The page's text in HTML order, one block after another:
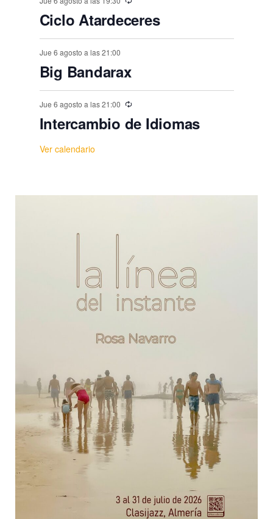
Ciclo Atardeceres
Jue 6 agosto a las 21:00
Big Bandarax
Jue 6 agosto a las 21:00
Intercambio de Idiomas
Ver calendario